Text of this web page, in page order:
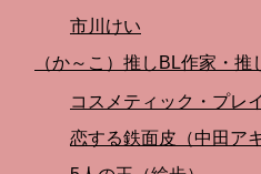
市川けい
（か～こ）推しBL作家・推
コスメティック・プレ
恋する鉄面皮（中田アキ